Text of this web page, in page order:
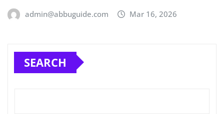
admin@abbuguide.com Mar 16, 2026
SEARCH